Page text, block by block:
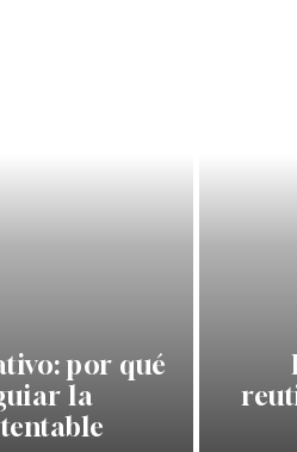
por qué
la